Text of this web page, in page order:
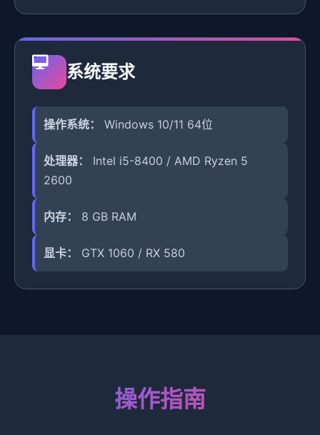
系统要求
操作系统： Windows 10/11 64位
处理器：
Intel i5-8400 / AMD Ryzen 5
2600
内存： 8 GB RAM
显卡： GTX 1060 / RX 580
操作指南